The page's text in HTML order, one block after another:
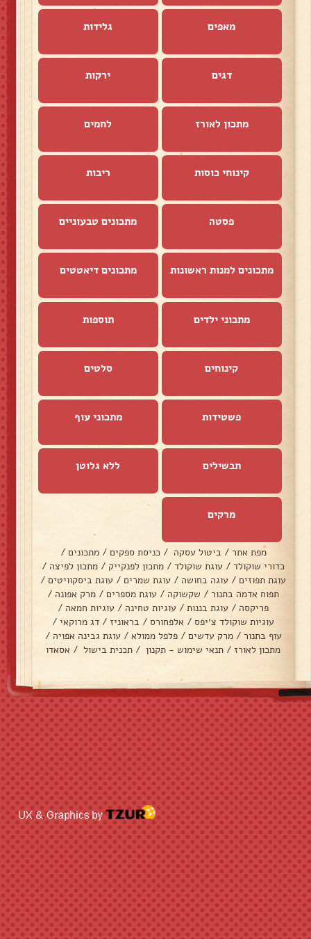
מאפים גלידות
דגים ירקות
מתכון לאורז לחמים
קינוחי כוסות ריבות
פסטה מתכונים טבעוניים
מתכונים למנות ראשונות מתכונים דיאטטים
מתכוני ילדים תוספות
קינוחים סלטים
פשטידות מתכוני עוף
תבשילים ללא גלוטן
מרקים
מפת אתר / ביטול עסקה / כניסת ספקים / מתכונים /
כדורי שוקולד / עוגת שוקולד / מתכון לפנקייק / מתכון לפיצה /
עוגת תפוזים / עוגה בחושה / עוגת שמרים / עוגת ביסקוויטים /
תפוח אדמה בתנור / שקשוקה / עוגת מספרים / מרק אפונה /
פריקסה / עוגת בננות / עוגיות טחינה / עוגיות חמאה /
עוגיות שוקולד צ׳יפס / אלפחורס / בראוניז / דג מרוקאי /
עוף בתנור / מרק עדשים / פלפל ממולא / עוגת גבינה אפויה /
מתכון לאורז / תנאי שימוש - תקנון / תכנית בישול / אסאדו